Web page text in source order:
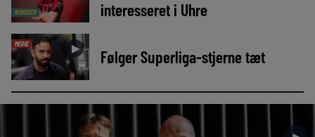
NYHEDER interesseret i Uhre
MEDIE ► Følger Superliga-stjerne tæt